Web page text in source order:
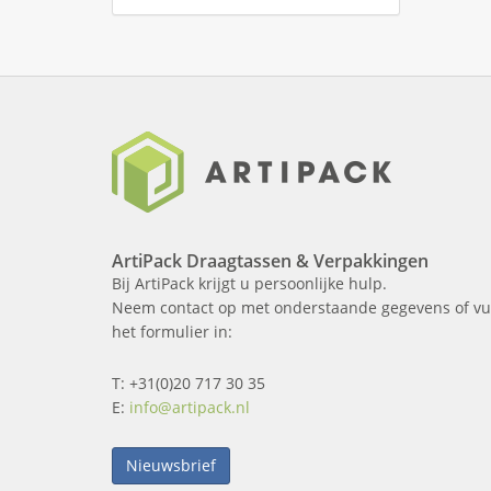
ArtiPack Draagtassen & Verpakkingen
Bij ArtiPack krijgt u persoonlijke hulp.
Neem contact op met onderstaande gegevens of
het formulier in:
T: +31(0)20 717 30 35
E: info@artipack.nl
Nieuwsbrief